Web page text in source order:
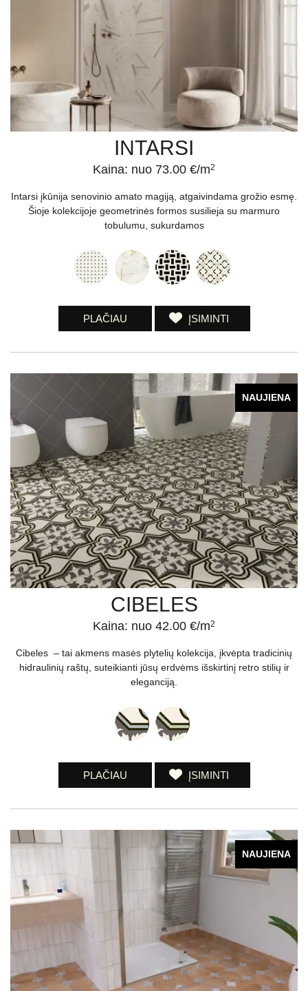
INTARSI
Kaina: nuo 73.00 €/m2
Intarsi įkūnija senovinio amato magiją, atgaivindama grožio esmę.
Šioje kolekcijoje geometrinės formos susilieja su marmuro
tobulumu, sukurdamos
PLAČIAU ĮSIMINTI
NAUJIENA
CIBELES
Kaina: nuo 42.00 €/m2
Cibeles – tai akmens masės plytelių kolekcija, įkvėpta tradicinių
hidraulinių raštų, suteikianti jūsų erdvėms išskirtinį retro stilių ir
eleganciją.
PLAČIAU ĮSIMINTI
NAUJIENA